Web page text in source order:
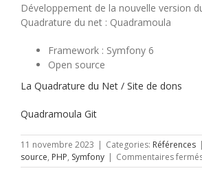
Développement de la nouvelle version
Quadrature du net : Quadramoula
Framework : Symfony 6
Open source
La Quadrature du Net / Site de dons
Quadramoula Git
11 novembre 2023 | Categories: Références |
source, PHP, Symfony | Commentaires